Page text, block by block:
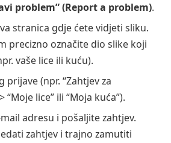
problem” (Report a problem).
stranica gdje ćete vidjeti sliku.
precizno označite dio slike koji
vaše lice ili kuću).
prijave (npr. “Zahtjev za
“Moje lice” ili “Moja kuća”).
adresu i pošaljite zahtjev.
zahtjev i trajno zamutiti